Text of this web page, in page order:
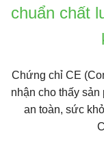
chuẩn chất
Chứng chỉ CE
nhận cho thấy
an toàn, sức